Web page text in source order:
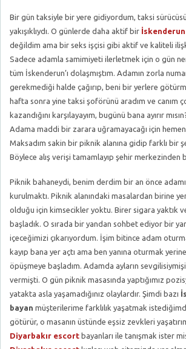
Bir gün taksiyle bir yere gidiyordum, taksi
yakışıklıydı. O günlerde daha aktif bir
değildim ama bir seks işçisi gibi aktif ve kaliteli
Sadece adamla samimiyeti ilerletmek için o gün
tüm İskenderun’ı dolaşmıştım. Adamın zorla
gerekmediği halde çağırıp, beni bir yerlere
hafta sonra yine taksi şoförünü aradım ve canım
kazandığını karşılayayım, bugünü bana ayırır
Adama maddi bir zarara uğramayacağı için
Maksadım sakin bir piknik alanına gidip farklı bir
Böylece alış verişi tamamlayıp şehir merkezinden
Piknik bahaneydi, benim derdim bir an önce
kurulmaktı. Piknik alanındaki masalardan birine
olduğu için kimsecikler yoktu. Birer sigara yaktık
başladık. O sırada bir yandan sohbet ediyor bir
içeceğimizi çıkarıyordum. İşim bitince adam
kayıp bana yer açtı ama ben yanına oturmak
öpüşmeye başladım. Adamda ayların
vermişti. O gün piknik masasında yaptığımız
yatakta asla yaşamadığınız olaylardır. Şimdi bazı
bayan müşterilerime farklılık yaşatmak
götürür, o masanın üstünde eşsiz zevkleri
Diyarbakır escort bayanları ile tanışmak ister